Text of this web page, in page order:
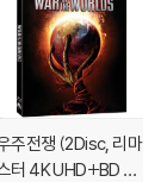
주전쟁 (2Disc, 리마
터 4K UHD+BD 슬